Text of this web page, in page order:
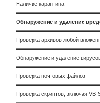
Наличие карантина
Обнаружение и удаление
Проверка архивов любой
Обнаружение и удаление
Проверка почтовых файлов
Проверка скриптов, включая